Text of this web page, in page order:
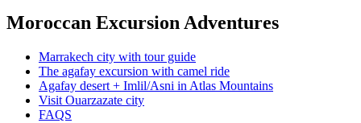
Moroccan Excursion Adventures
Marrakech city with tour guide
The agafay excursion with camel ride
Agafay desert + Imlil/Asni in Atlas Mountains
Visit Ouarzazate city
FAQS